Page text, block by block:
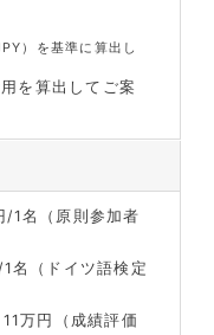
）を基準に算出し
を算出してご案
/1名（原則参加者
名（ドイツ語検定
万円（成績評価